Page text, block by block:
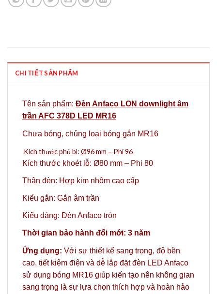
CHI TIẾT SẢN PHẨM
Tên sản phẩm: Đèn Anfaco LON downlight âm
trần AFC 378D LED MR16
Chưa bóng, chủng loại bóng gắn MR16
Kích thước phủ bì: Ø96 mm – Phi 96
Kích thước khoét lỗ: Ø80 mm – Phi 80
Thân đèn: Hợp kim nhôm cao cấp
Kiểu gắn: Gắn âm trần
Kiểu dáng: Đèn Anfaco tròn
Thời gian bảo hành đổi mới: 3 năm
Ứng dụng: Với sự thiết kế sang trọng, độ bền
cao, tiết kiệm điện và dễ lắp đặt đèn LED Anfaco
sử dụng bóng MR16 giúp kiến tạo nên không gian
sang trọng là sự lựa chọn thích hợp và hoàn hảo